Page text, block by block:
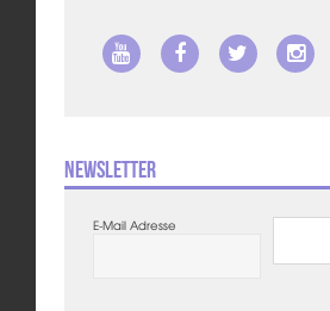
Newsletter
E-Mail Adresse